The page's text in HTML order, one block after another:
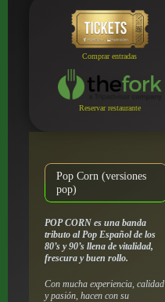
Comprar entradas
Reservar restaurante
Pop Corn (versiones
pop)
POP CORN es una banda
tributo al Pop Español de los
80’s y 90’s llena de vitalidad,
frescura y buen rollo.
Con mucha experiencia, calidad
y pasión, hacen con su